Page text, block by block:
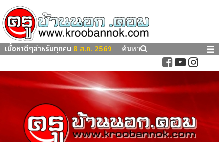
เนื้อหาดีๆสำหรับทุกคน 8 ส.ค. 2569 ค้นหา ☰